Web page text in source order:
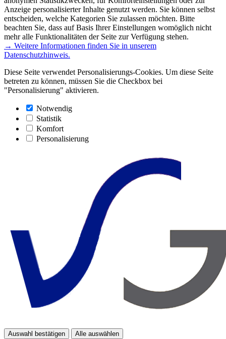
Anzeige personalisierter Inhalte genutzt werden. Sie können selbst
entscheiden, welche Kategorien Sie zulassen möchten. Bitte
beachten Sie, dass auf Basis Ihrer Einstellungen womöglich nicht
mehr alle Funktionalitäten der Seite zur Verfügung stehen.
→ Weitere Informationen finden Sie in unserem
Datenschutzhinweis.
Diese Seite verwendet Personalisierungs-Cookies. Um diese Seite
betreten zu können, müssen Sie die Checkbox bei
"Personalisierung" aktivieren.
Notwendig
Statistik
Komfort
Personalisierung
Auswahl bestätigen Alle auswählen